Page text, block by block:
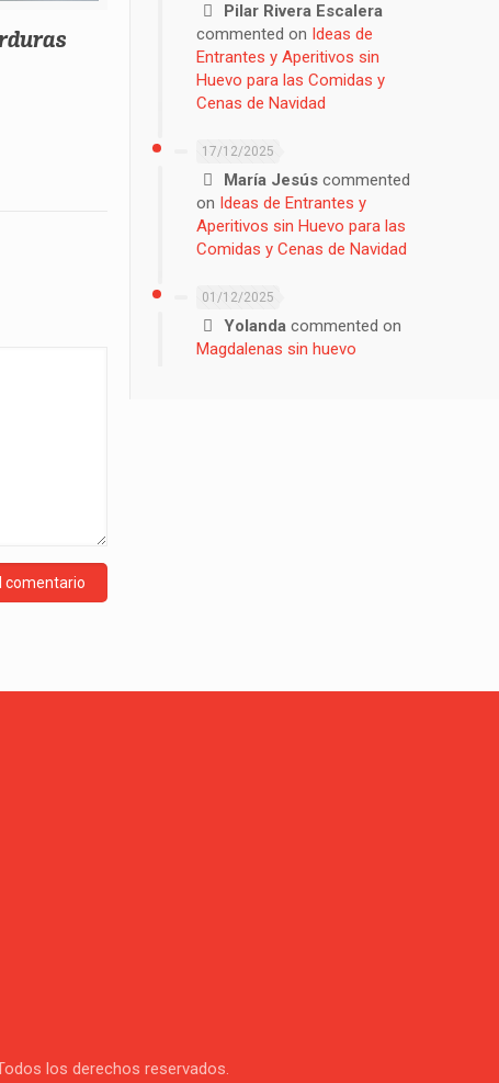
Pilar Rivera Escalera
commented on Ideas de
Entrantes y Aperitivos sin
Huevo para las Comidas y
Cenas de Navidad
17/12/2025
María Jesúscommented
on Ideas de Entrantes y
Aperitivos sin Huevo para las
Comidas y Cenas de Navidad
01/12/2025
Yolandacommented on
Magdalenas sin huevo
los derechos reservados.